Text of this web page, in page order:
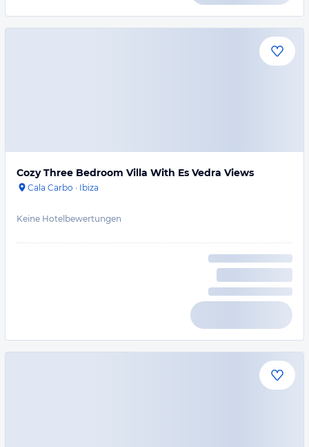
Cozy Three Bedroom Villa With Es Vedra Views
Cala Carbo · Ibiza
Keine Hotelbewertungen